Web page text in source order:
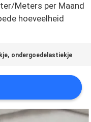
Meters per Maand
hoeveelheid
, ondergoedelastiekje